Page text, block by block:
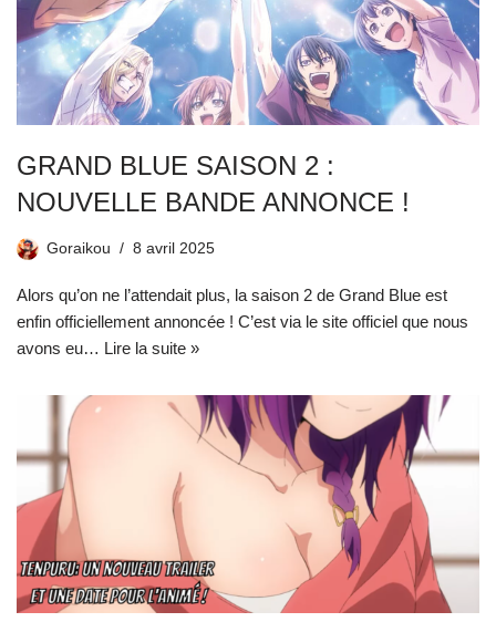
GRAND BLUE SAISON 2 :
NOUVELLE BANDE ANNONCE !
Goraikou 8 avril 2025
Alors qu’on ne l’attendait plus, la saison 2 de Grand Blue est
enfin officiellement annoncée ! C’est via le site officiel que nous
avons eu… Lire la suite »